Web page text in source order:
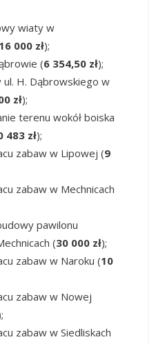
wiaty w
16 000 zł);
(6 354,50 zł);
ul. H. Dąbrowskiego w
zł);
terenu wokół boiska
483 zł);
zabaw w Lipowej (9
zabaw w Mechnicach
pawilonu
(30 000 zł);
zabaw w Naroku (10
zabaw w Nowej
zabaw w Siedliskach